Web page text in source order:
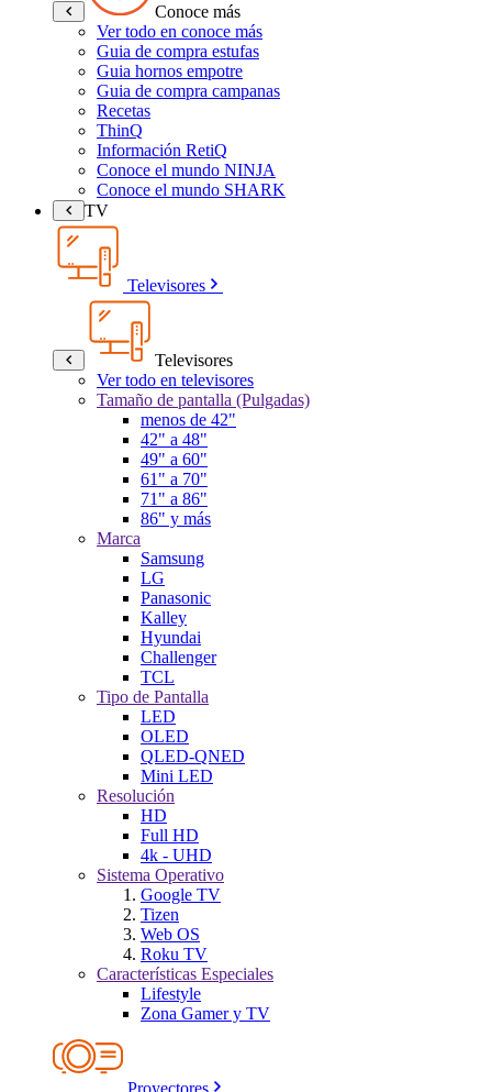
Conoce más
Ver todo en conoce más
Guia de compra estufas
Guia hornos empotre
Guia de compra campanas
Recetas
ThinQ
Información RetiQ
Conoce el mundo NINJA
Conoce el mundo SHARK
TV
Televisores
Televisores
Ver todo en televisores
Tamaño de pantalla (Pulgadas)
menos de 42"
42" a 48"
49" a 60"
61" a 70"
71" a 86"
86" y más
Marca
Samsung
LG
Panasonic
Kalley
Hyundai
Challenger
TCL
Tipo de Pantalla
LED
OLED
QLED-QNED
Mini LED
Resolución
HD
Full HD
4k - UHD
Sistema Operativo
Google TV
Tizen
Web OS
Roku TV
Características Especiales
Lifestyle
Zona Gamer y TV
Proyectores